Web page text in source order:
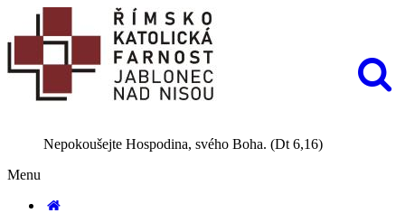
Nepokoušejte Hospodina, svého Boha. (Dt 6,16)
Menu